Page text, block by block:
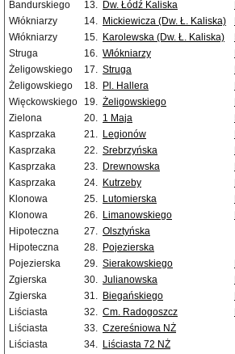
Bandurskiego
13. Dw. Łódź Kaliska
Włókniarzy
14. Mickiewicza (Dw. Ł. Kaliska)
Włókniarzy
15. Karolewska (Dw. Ł. Kaliska)
Struga
16. Włókniarzy
Żeligowskiego
17. Struga
Żeligowskiego
18. Pl. Hallera
Więckowskiego
19. Żeligowskiego
Zielona
20. 1 Maja
Kasprzaka
21. Legionów
Kasprzaka
22. Srebrzyńska
Kasprzaka
23. Drewnowska
Kasprzaka
24. Kutrzeby
Klonowa
25. Lutomierska
Klonowa
26. Limanowskiego
Hipoteczna
27. Olsztyńska
Hipoteczna
28. Pojezierska
Pojezierska
29. Sierakowskiego
Zgierska
30. Julianowska
Zgierska
31. Biegańskiego
Liściasta
32. Cm. Radogoszcz
Liściasta
33. Czereśniowa NŻ
Liściasta
34. Liściasta 72 NŻ